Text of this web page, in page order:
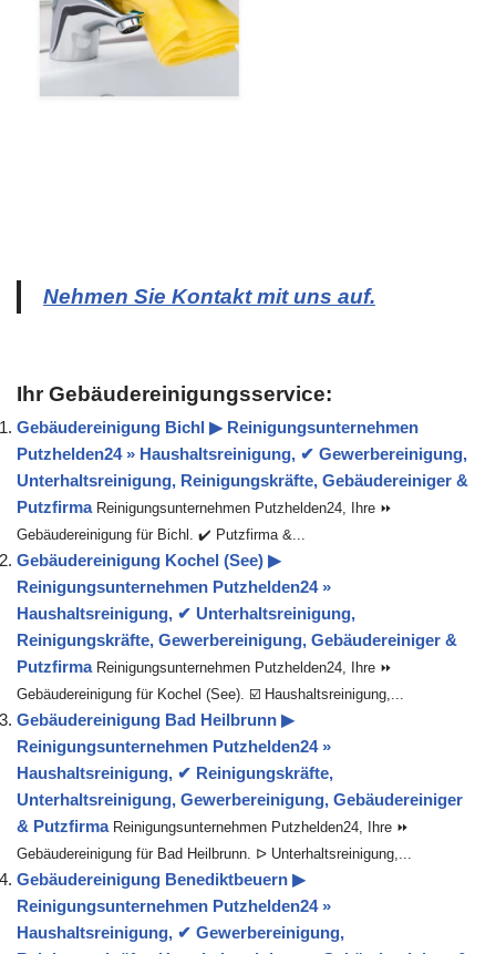
Nehmen Sie Kontakt mit uns auf.
Ihr Gebäudereinigungsservice:
Gebäudereinigung Bichl ▶︎ Reinigungsunternehmen
Putzhelden24 » Haushaltsreinigung, ✔ Gewerbereinigung,
Unterhaltsreinigung, Reinigungskräfte, Gebäudereiniger &
Putzfirma Reinigungsunternehmen Putzhelden24, Ihre ⏩
Gebäudereinigung für Bichl. ✔️ Putzfirma &...
Gebäudereinigung Kochel (See) ▶︎
Reinigungsunternehmen Putzhelden24 »
Haushaltsreinigung, ✔ Unterhaltsreinigung,
Reinigungskräfte, Gewerbereinigung, Gebäudereiniger &
Putzfirma Reinigungsunternehmen Putzhelden24, Ihre ⏩
Gebäudereinigung für Kochel (See). ☑️ Haushaltsreinigung,...
Gebäudereinigung Bad Heilbrunn ▶︎
Reinigungsunternehmen Putzhelden24 »
Haushaltsreinigung, ✔ Reinigungskräfte,
Unterhaltsreinigung, Gewerbereinigung, Gebäudereiniger
& Putzfirma Reinigungsunternehmen Putzhelden24, Ihre ⏩
Gebäudereinigung für Bad Heilbrunn. ᐅ Unterhaltsreinigung,...
Gebäudereinigung Benediktbeuern ▶︎
Reinigungsunternehmen Putzhelden24 »
Haushaltsreinigung, ✔ Gewerbereinigung,